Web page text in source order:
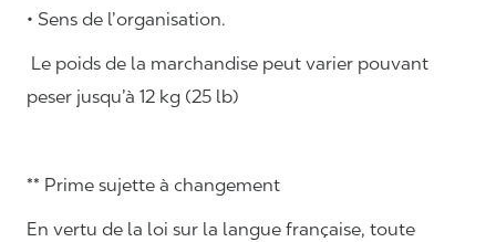
• Sens de l’organisation.
Le poids de la marchandise peut varier pouvant
peser jusqu’à 12 kg (25 lb)
** Prime sujette à changement
En vertu de la loi sur la langue française, toute